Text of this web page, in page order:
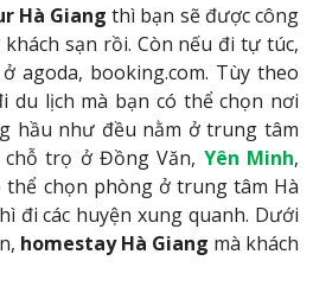
Hà Giangthì bạn sẽ được công
sạn rồi. Còn nếu đi tự túc,
agoda, booking.com. Tùy theo
du lịch mà bạn có thể chọn nơi
hầu như đều nằm ở trung tâm
trọ ở Đồng Văn, Yên Minh,
thể chọn phòng ở trung tâm Hà
đi các huyện xung quanh. Dưới
homestay Hà Giang mà khách